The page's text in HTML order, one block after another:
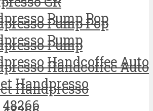
Pump Pop
Pump
Handcoffee Auto
Handpresso
Pump Pop
Pump
Handcoffee Auto
Handpresso